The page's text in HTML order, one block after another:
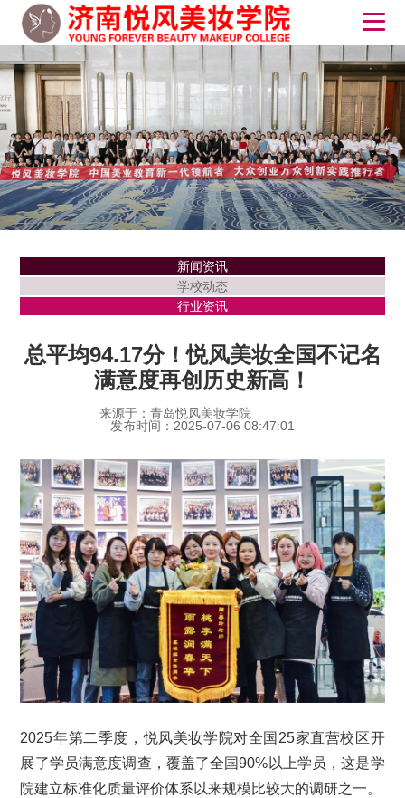
新闻资讯
学校动态
行业资讯
总平均94.17分！悦风美妆全国不记名
满意度再创历史新高！
来源于：青岛悦风美妆学院
发布时间：2025-07-06 08:47:01
2025年第二季度，悦风美妆学院对全国25家直营校区开
展了学员满意度调查，覆盖了全国90%以上学员，这是学
院建立标准化质量评价体系以来规模比较大的调研之一。